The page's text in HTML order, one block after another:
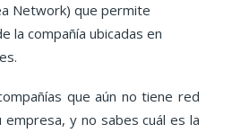
Network) que permite
la compañía ubicadas en
que aún no tiene red
empresa, y no sabes cuál es la